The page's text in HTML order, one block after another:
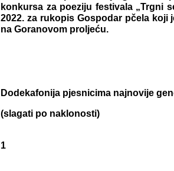
konkursa za poeziju festivala „Trgni
2022. za rukopis Gospodar pčela koji
na Goranovom proljeću.
Dodekafonija pjesnicima najnovije
(slagati po naklonosti)
1